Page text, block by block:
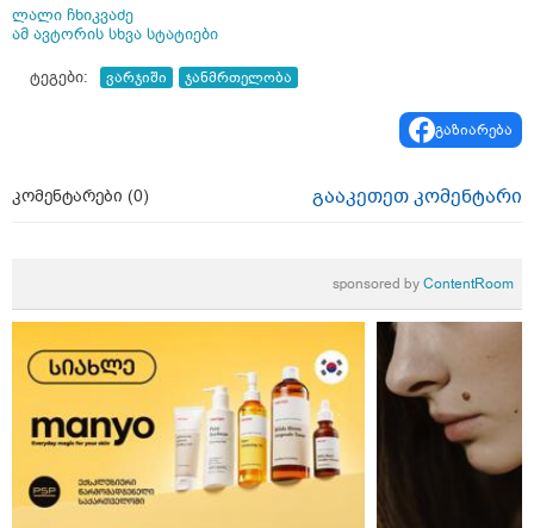
ლალი ჩხიკვაძე
ამ ავტორის სხვა სტატიები
ტეგები: ვარჯიში ჯანმრთელობა
გაზიარება
კომენტარები (0) გააკეთეთ კომენტარი
sponsored byContentRoom